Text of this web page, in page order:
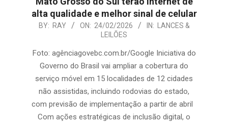
alta qualidade e melhor sinal de celular
2026-
24
BY: RAY ON: 24/02/2026 IN:
LANCES &
LEILÕES
Foto: agênciagovebc.com.br/Google Iniciativa do
Governo do Brasil vai ampliar a cobertura do
serviço móvel em 15 localidades de 12 cidades
não assistidas, incluindo rodovias do estado,
com previsão de implementação a partir de abril
Com ações estratégicas de inclusão digital, o